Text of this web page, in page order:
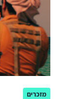
מזכרים